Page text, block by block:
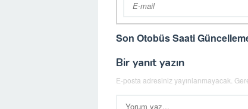
Son Otobüs Saati
Bir yanıt yazın
E-posta adresiniz yayınlanmayacak.